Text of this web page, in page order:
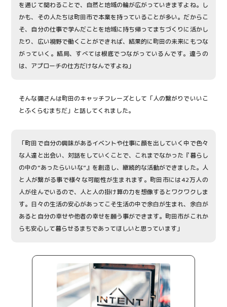
を通じて関わることで、自然と地域の輪が広がっていきますよね。し
かも、その人たちは町田市で本業を持っていることが多い。だからこ
そ、自分の仕事で学んだことを地域に持ち帰ってまちづくりに活かし
たり、広い視野で働くことができれば、結果的に町田の未来にもつな
がっていく。結局、すべては根底でつながっているんです。違うの
は、アプローチの仕方だけなんですよね」
そんな彌さんは町田のキャッチフレーズとして「人の繋がりでいいこ
とふくらむまちだ」と話してくれました。
「町田で自分の興味があるイベントや仕事に顔を出していく中で色々
な人達と出会い、対話をしていくことで、これまでなかった『暮らし
の中の”あったらいいな”』を創造し、継続的な活動ができました。人
と人が繋がる事で様々な可能性が生まれます。町田市には42万人の
人が住んでいるので、人と人の掛け算の力を想像するとワクワクしま
す。日々の生活の安心があってこそ生活の中で余白が生まれ、余白が
あると自分の幸せや他者の幸せを願う事ができます。町田市がこれか
らも安心して暮らせるまちであってほしいと思っています」